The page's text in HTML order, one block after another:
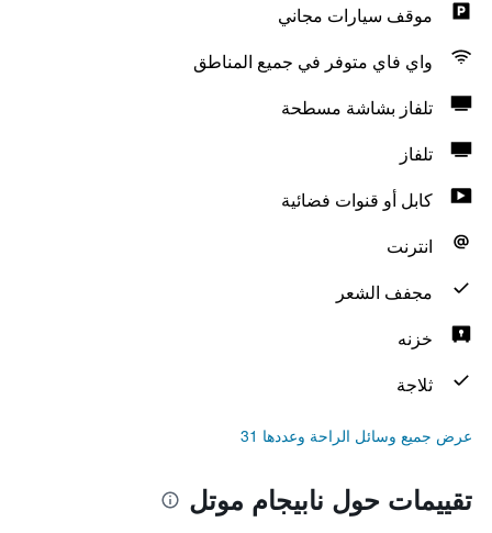
موقف سيارات مجاني
واي فاي متوفر في جميع المناطق
تلفاز بشاشة مسطحة
تلفاز
كابل أو قنوات فضائية
انترنت
مجفف الشعر
خزنه
ثلاجة
عرض جميع وسائل الراحة وعددها 31
تقييمات حول نابيجام موتل